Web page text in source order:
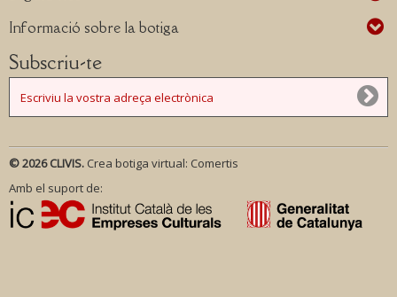
Informació sobre la botiga
Subscriu-te
© 2026 CLIVIS. Crea botiga virtual: Comertis
Amb el suport de: